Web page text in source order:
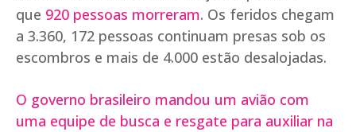
que 920 pessoas morreram. Os feridos chegam
a 3.360, 172 pessoas continuam presas sob os
escombros e mais de 4.000 estão desalojadas.
O governo brasileiro mandou um avião com
uma equipe de busca e resgate para auxiliar na